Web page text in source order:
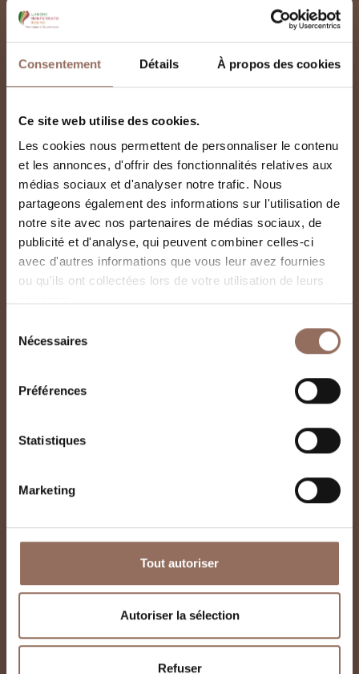
Consentement Détails À propos des cookies
Ce site web utilise des cookies.
Les cookies nous permettent de personnaliser le contenu
et les annonces, d'offrir des fonctionnalités relatives aux
médias sociaux et d'analyser notre trafic. Nous
partageons également des informations sur l'utilisation de
notre site avec nos partenaires de médias sociaux, de
publicité et d'analyse, qui peuvent combiner celles-ci
avec d'autres informations que vous leur avez fournies
ou qu'ils ont collectées lors de votre utilisation de leurs
Nécessaires
Préférences
Statistiques
Marketing
Tout autoriser
Autoriser la sélection
Refuser
Château de Magliano
Alfieri